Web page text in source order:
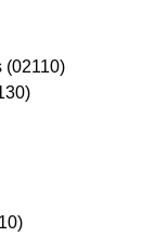
(02110)